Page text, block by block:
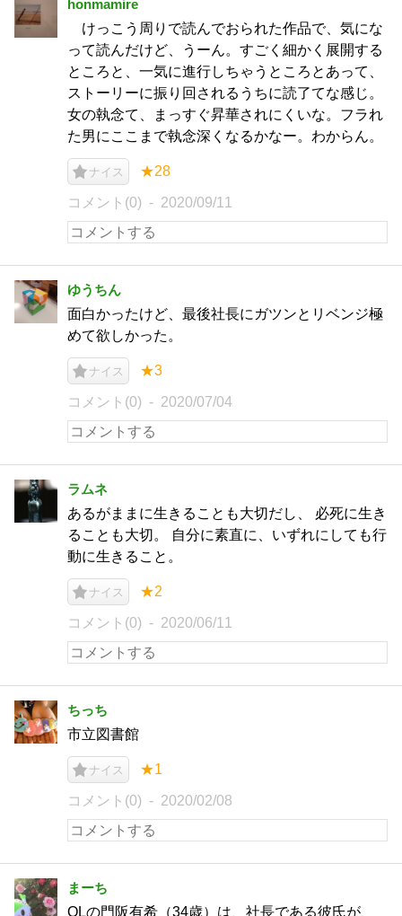
honmamire
けっこう周りで読んでおられた作品で、気にな
って読んだけど、うーん。すごく細かく展開する
ところと、一気に進行しちゃうところとあって、
ストーリーに振り回されるうちに読了てな感じ。
女の執念て、まっすぐ昇華されにくいな。フラれ
た男にここまで執念深くなるかなー。わからん。
ナイス ★28
コメント(0) 2020/09/11
ゆうちん
面白かったけど、最後社長にガツンとリベンジ極
めて欲しかった。
ナイス ★3
コメント(0) 2020/07/04
ラムネ
あるがままに生きることも大切だし、 必死に生き
ることも大切。 自分に素直に、いずれにしても行
動に生きること。
ナイス ★2
コメント(0) 2020/06/11
ちっち
市立図書館
ナイス ★1
コメント(0) 2020/02/08
まーち
OLの門阪有希（34歳）は、社長である彼氏が、